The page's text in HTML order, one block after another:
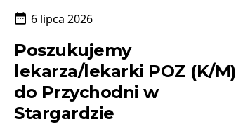
Data6 lipca 2026
Poszukujemy
lekarza/lekarki POZ (K/M)
do Przychodni w
Stargardzie